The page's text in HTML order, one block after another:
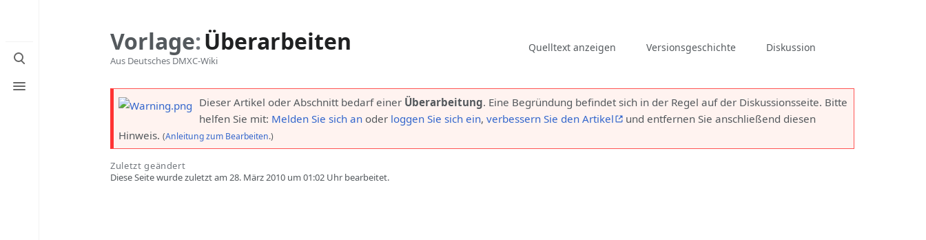
Suche
umschalten
Menü
umschalten
Vorlage:Überarbeiten
Aus Deutsches DMXC-Wiki
Ansichten
Lesen
Quelltext anzeigen Versionsgeschichte
associated-
pages
Vorlage
Diskussion
Dieser Artikel oder Abschnitt bedarf einer Überarbeitung. Eine Begründung befindet sich in der Regel auf der Diskussionsseite. Bitte
helfen Sie mit: Melden Sie sich an oder loggen Sie sich ein, verbessern Sie den Artikel
und entfernen Sie anschließend diesen
Hinweis. (Anleitung zum Bearbeiten.)
Zuletzt geändert
Diese Seite wurde zuletzt am 28. März 2010 um 01:02 Uhr bearbeitet.